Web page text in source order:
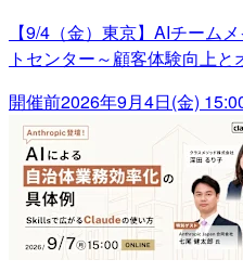
【9/4（金）東京】AIチーム
トセンター～顧客体験向上
開催前2026年9月4日(金)